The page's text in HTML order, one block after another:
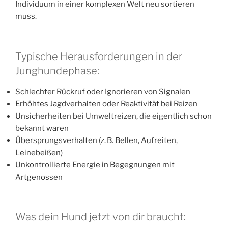
Individuum in einer komplexen Welt neu sortieren
muss.
Typische Herausforderungen in der
Junghundephase:
Schlechter Rückruf oder Ignorieren von Signalen
Erhöhtes Jagdverhalten oder Reaktivität bei Reizen
Unsicherheiten bei Umweltreizen, die eigentlich schon
bekannt waren
Übersprungsverhalten (z. B. Bellen, Aufreiten,
Leinebeißen)
Unkontrollierte Energie in Begegnungen mit
Artgenossen
Was dein Hund jetzt von dir braucht: